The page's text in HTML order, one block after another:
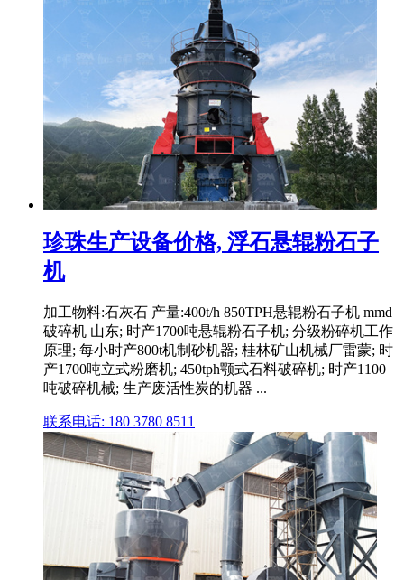
珍珠生产设备价格, 浮石悬辊粉石子
机
加工物料:石灰石 产量:400t/h 850TPH悬辊粉石子机 mmd
破碎机 山东; 时产1700吨悬辊粉石子机; 分级粉碎机工作
原理; 每小时产800t机制砂机器; 桂林矿山机械厂雷蒙; 时
产1700吨立式粉磨机; 450tph颚式石料破碎机; 时产1100
吨破碎机械; 生产废活性炭的机器 ...
联系电话: 180 3780 8511